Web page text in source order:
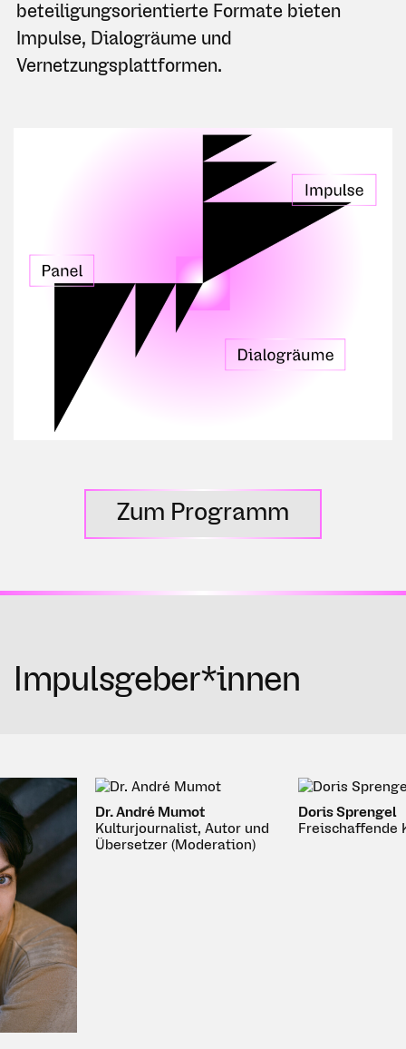
beteiligungsorientierte Formate bieten
Impulse, Dialogräume und
Vernetzungsplattformen.
Zum Programm
Impulsgeber*innen
Dr. André Mumot
Kulturjournalist, Autor und
Übersetzer (Moderation)
Doris Sprengel
Freischaffende